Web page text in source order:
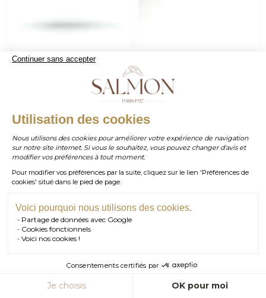
Continuer sans accepter
Utilisation des cookies
Nous utilisons des cookies pour améliorer votre expérience de navigation
sur notre site internet. Si vous le souhaitez, vous pouvez changer d'avis et
modifier vos préférences à tout moment.
Pour modifier vos préférences par la suite, cliquez sur le lien 'Préférences de
cookies' situé dans le pied de page.
Voici pourquoi nous utilisons des cookies.
Partage de données avec Google
Cookies fonctionnels
Voici nos cookies !
Consentements certifiés par
Je choisis OK pour moi
WHATSAPP
E-MAIL contact@salmonparis.com
TÉL PARIS
RDV SHOWROOM
RDV TÉLÉPHONIQUE
À partir de
1 140,00 €
Gemmes Métaux
Bague
Dalva